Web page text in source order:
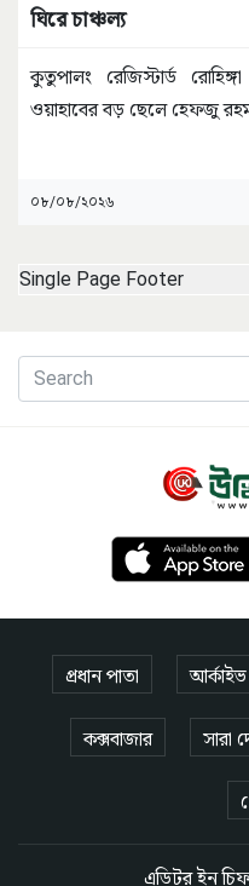
ঘিরে চাঞ্চল্য
কুতুপালং রেজিস্টার্ড
ওয়াহাবের বড় ছেলে হেফজু
০৮/০৮/২০২৬
Single Page Footer
প্রধান পাতা আর্কাইভ
কক্সবাজার সারা
এডিটর ইন